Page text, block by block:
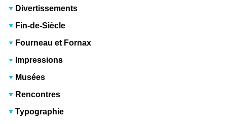
Divertissements
Fin-de-Siècle
Fourneau et Fornax
Impressions
Musées
Rencontres
Typographie